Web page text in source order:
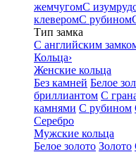
жемчугомС
клеверомС рубином
Тип замка
С английским
Кольца›
Женские кольца
Без камней Белое
бриллиантом С
камнями С рубином
Серебро
Мужские кольца
Белое золото Золото